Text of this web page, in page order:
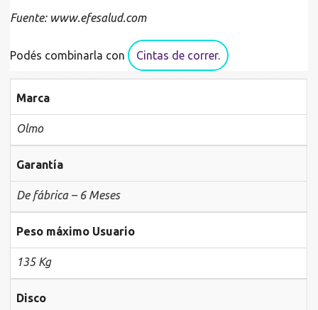
Fuente: www.efesalud.com
Podés combinarla con Cintas de correr.
Marca
Olmo
Garantía
De fábrica – 6 Meses
Peso máximo Usuario
135 Kg
Disco